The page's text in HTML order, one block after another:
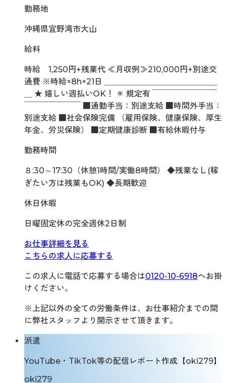
勤務地
沖縄県宜野湾市大山
給料
時給 1,250円+残業代 ≪月収例≫210,000円+別途交
通費 ※時給×8h×21日 ＿＿＿＿＿＿＿＿＿＿＿＿＿＿
＿ ★ 嬉しい週払いOK！ ＊ 規定有 ￣￣￣￣￣￣￣￣
￣￣￣￣￣￣￣ ■通勤手当：別途支給 ■時間外手当：
別途支給 ■社会保険完備 （雇用保険、健康保険、厚生
年金、労災保険） ■定期健康診断 ■有給休暇付与
勤務時間
８:30～17:30（休憩1時間/実働8時間） ◆残業なし(稼
ぎたい方は残業もOK) ◆長期歓迎
休日休暇
日曜固定休の完全週休2日制
お仕事詳細を見る
こちらの求人に応募する
この求人に電話で応募する場合は0120-10-6918へお掛
けください。
※上記以外の全ての労働条件は、お仕事紹介までの間
に弊社スタッフより開示させて頂きます。
派遣
YouTube・TikTok等の配信レポート作成【oki279】
oki279